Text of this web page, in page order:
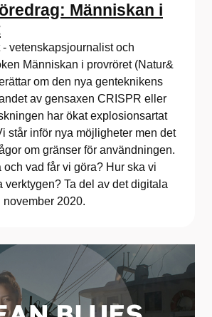
Människan i
vetenskapsjournalist och
Människan i provröret (Natur&
om den nya genteknikens
av gensaxen CRISPR eller
har ökat explosionsartat
står inför nya möjligheter men det
om gränser för användningen.
och vad får vi göra? Hur ska vi
verktygen? Ta del av det digitala
november 2020.